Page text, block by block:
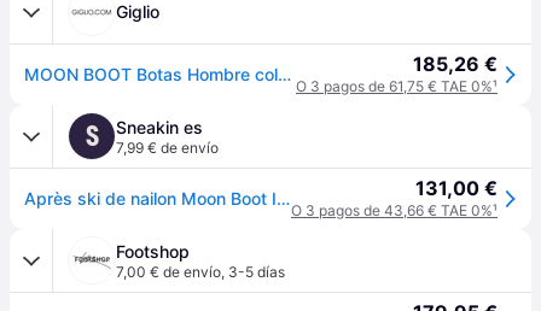
Giglio
MOON BOOT Botas Hombre color Negro 185,26 €
O 3 pagos de 61,75 € TAE 0%¹
S Sneakin es
7,99 € de envío
Après ski de nailon Moon Boot Icon - Noir - 42/44 131,00 €
O 3 pagos de 43,66 € TAE 0%¹
Footshop
7,00 € de envío, 3-5 días